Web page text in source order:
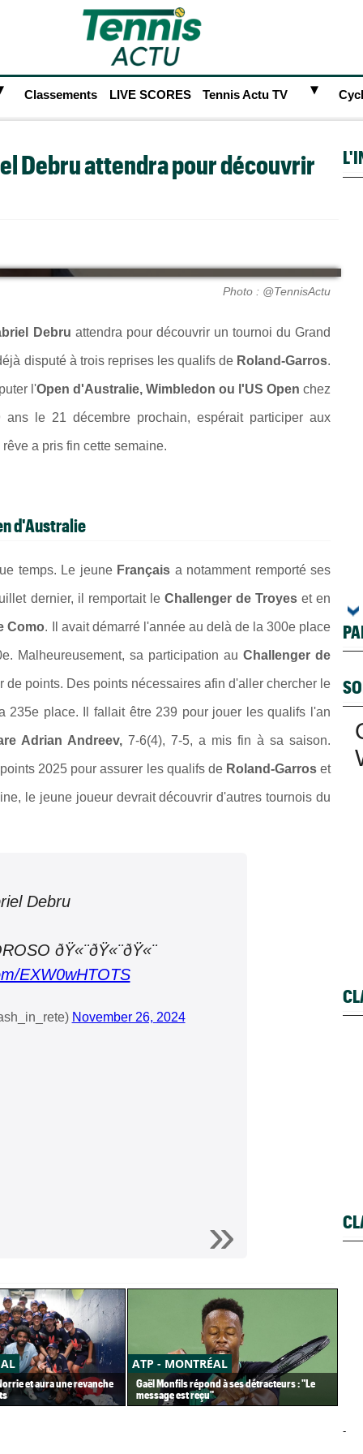
Classements LIVE SCORES Tennis Actu TV ►
Debru attendra pour découvrir
Photo : @TennisActu
Debru attendra pour découvrir un tournoi du Grand
disputé à trois reprises les qualifs de Roland-Garros.
l'Open d'Australie, Wimbledon ou l'US Open chez
le 21 décembre prochain, espérait participer aux
a pris fin cette semaine.
d'Australie
temps. Le jeune Français a notamment remporté ses
dernier, il remportait le Challenger de Troyeset en
Como. Il avait démarré l'année au delà de la 300e place
Malheureusement, sa participation auChallenger de
points. Des points nécessaires afin d'aller chercher le
235e place. Il fallait être 239 pour jouer les qualifs l'an
Adrian Andreev, 7-6(4), 7-5, a mis fin à sa saison.
2025 pour assurer les qualifs deRoland-Garros et
le jeune joueur devrait découvrir d'autres tournois du
Debru
ðŸ«¨ðŸ«¨ðŸ«¨
EXW0wHTOTS
November 26, 2024
et aura une revanche
ATP - MONTRÉAL
Gaël Monfils répond à ses détracteurs : "Le
message est reçu"
-